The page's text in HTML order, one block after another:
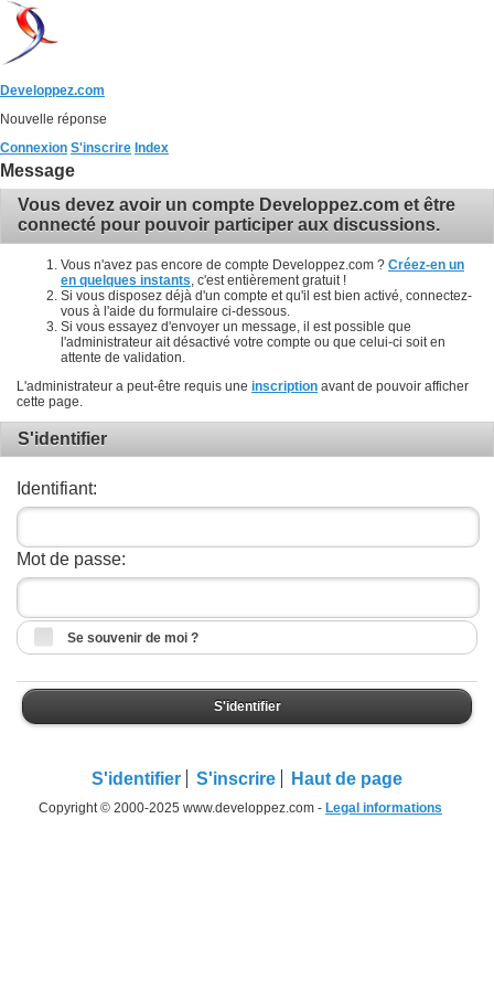
Developpez.com
Nouvelle réponse
Connexion S'inscrire Index
Message
Vous devez avoir un compte Developpez.com et être
connecté pour pouvoir participer aux discussions.
Vous n'avez pas encore de compte Developpez.com ? Créez-en un
en quelques instants , c'est entièrement gratuit !
Si vous disposez déjà d'un compte et qu'il est bien activé, connectez-
vous à l'aide du formulaire ci-dessous.
Si vous essayez d'envoyer un message, il est possible que
l'administrateur ait désactivé votre compte ou que celui-ci soit en
attente de validation.
L'administrateur a peut-être requis une inscription avant de pouvoir afficher
cette page.
S'identifier
Identifiant:
Mot de passe:
Se souvenir de moi ?
S'identifier
S'identifier S'inscrire Haut de page
Copyright © 2000-2025 www.developpez.com - Legal informations